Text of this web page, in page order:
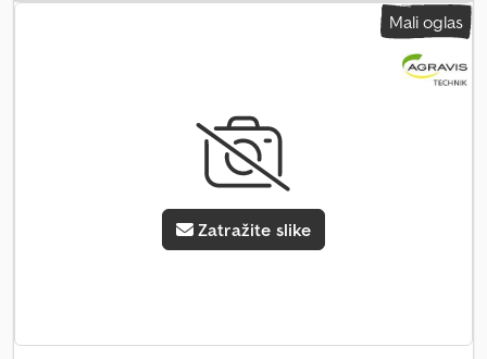
Mali oglas
Zatražite slike